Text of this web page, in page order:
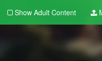
Show Adult Content